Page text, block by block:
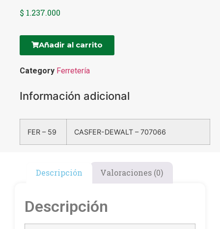
$ 1.237.000
Añadir al carrito
Category Ferretería
Información adicional
FER – 59 CASFER-DEWALT – 707066
Descripción Valoraciones (0)
Descripción